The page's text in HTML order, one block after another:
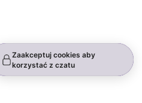
Zaakceptuj cookies aby
korzystać z czatu